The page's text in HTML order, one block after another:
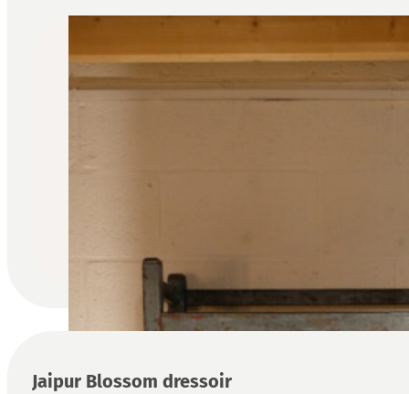
Jaipur Blossom dressoir